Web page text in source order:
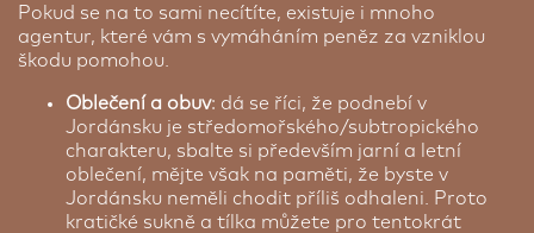
Pokud se na to sami necítíte, existuje i mnoho
agentur, které vám s vymáháním peněz za vzniklou
škodu pomohou.
Oblečení a obuv: dá se říci, že podnebí v
Jordánsku je středomořského/subtropického
charakteru, sbalte si především jarní a letní
oblečení, mějte však na paměti, že byste v
Jordánsku neměli chodit příliš odhaleni. Proto
kratičké sukně a tílka můžete pro tentokrát